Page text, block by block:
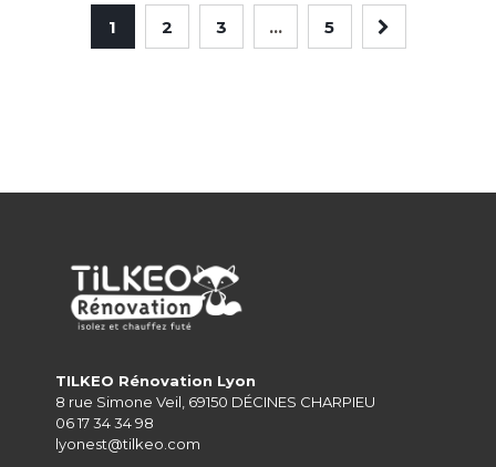
1 2 3 … 5
TILKEO Rénovation Lyon
8 rue Simone Veil, 69150 DÉCINES CHARPIEU
06 17 34 34 98
lyonest@tilkeo.com